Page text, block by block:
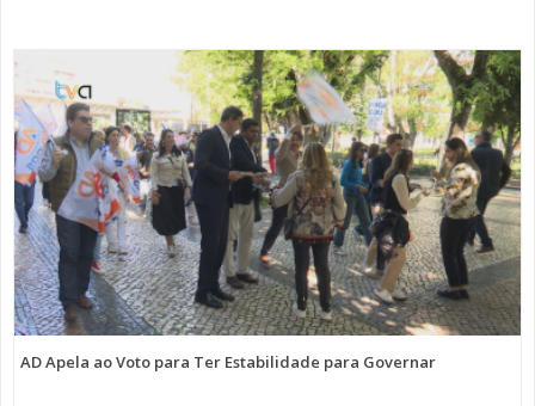
AD Apela ao Voto para Ter Estabilidade para Governar